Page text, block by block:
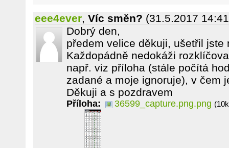
eee4ever, Víc směn? (31.5.2017
Dobrý den,
předem velice děkuji, ušetřil jste
Každopádně nedokáži
např. viz příloha (stále počítá
zadané a moje ignoruje), v čem
Děkuji a s pozdravem
Příloha: 36599_capture.png.png